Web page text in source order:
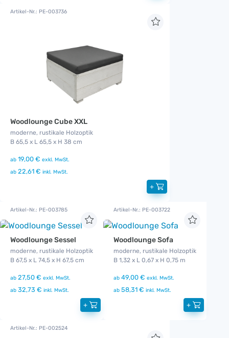
Artikel-Nr.: PE-003736
Woodlounge Cube XXL
moderne, rustikale Holzoptik
B 65,5 x L 65,5 x H 38 cm
ab 19,00 € exkl. MwSt.
ab 22,61 € inkl. MwSt.
+
Artikel-Nr.: PE-003785
Woodlounge Sessel
moderne, rustikale Holzoptik
B 67,5 x L 74,5 x H 67,5 cm
ab 27,50 € exkl. MwSt.
ab 32,73 € inkl. MwSt.
+
Artikel-Nr.: PE-003722
Woodlounge Sofa
moderne, rustikale Holzoptik
B 1,32 x L 0,67 x H 0,75 m
ab 49,00 € exkl. MwSt.
ab 58,31 € inkl. MwSt.
+
Artikel-Nr.: PE-002524